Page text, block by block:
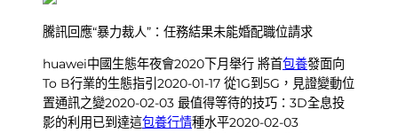
騰訊回應“暴力裁人”：任務結果未能婚配職位請求
huawei中國生態年夜會2020下月舉行 將首包養發面向
To B行業的生態指引2020-01-17 從1G到5G，見證變動位
置通訊之變2020-02-03 最值得等待的技巧：3D全息投
影的利用已到達這包養行情種水平2020-02-03